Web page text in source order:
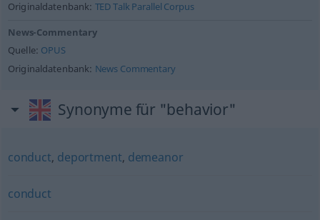
Originaldatenbank: TED Talk Parallel Corpus
News-Commentary
Quelle: OPUS
Originaldatenbank: News Commentary
Synonyme für "behavior"
conduct, deportment, demeanor
conduct